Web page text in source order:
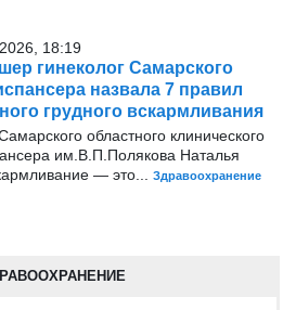
18:19
гинеколог Самарского
назвала 7 правил
грудного вскармливания
областного клинического
им.В.П.Полякова Наталья
— это...
Здравоохранение